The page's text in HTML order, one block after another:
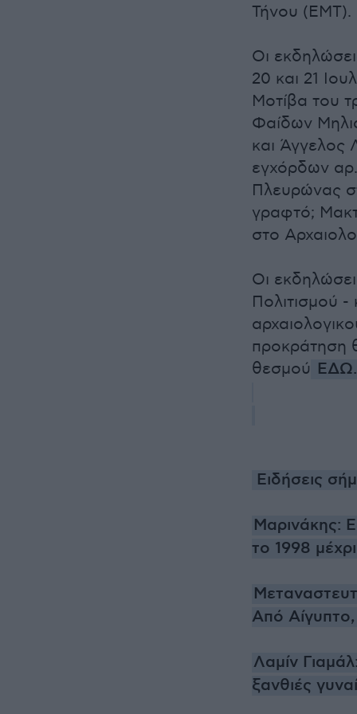
Τήνου (ΕΜΤ).
Οι
20 και 21
Μοτίβα του
Φαίδων
και Άγγελος
εγχόρδων
Πλευρώνας
γραφτό;
στο
Οι
Πολιτισμού -
προκράτηση
θεσμού ΕΔΩ.
Ειδήσεις
Μαρινάκης:
το 1998
Από
Λαμίν
ξανθιές